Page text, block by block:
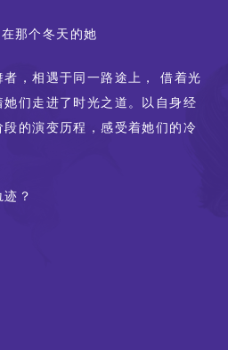
那个冬天的她
，相遇于同一路途上， 借着光
们走进了时光之道。以自身经
的演变历程，感受着她们的冷
？